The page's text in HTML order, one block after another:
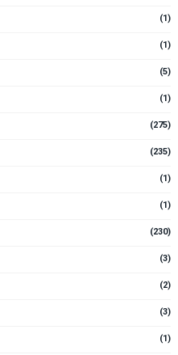
(1)
(1)
(5)
(1)
(275)
(235)
(1)
(1)
(230)
(3)
(2)
(3)
(1)